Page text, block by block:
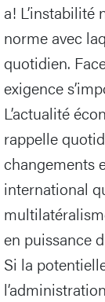
a! L’instabilité
norme avec
quotidien.
exigence
L’actualité
rappelle
changements
international
en puissance
Si la